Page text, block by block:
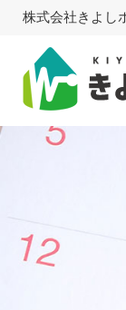
株式会社きよし